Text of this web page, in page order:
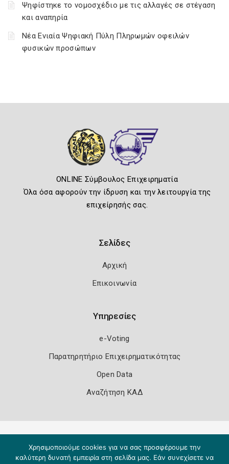
Ψηφίστηκε το νομοσχέδιο με τις αλλαγές σε στέγαση
και αναπηρία
Νέα Ενιαία Ψηφιακή Πύλη Πληρωμών οφειλών
φυσικών προσώπων
ONLINE Σύμβουλος Επιχειρηματία
Όλα όσα αφορούν την ίδρυση και την λειτουργία της
επιχείρησής σας.
Σελίδες
Αρχική
Επικοινωνία
Υπηρεσίες
e-Voting
Παρατηρητήριο Επιχειρηματικότητας
Open Data
Αναζήτηση ΚΑΔ
Χρησιμοποιούμε cookies για να σας προσφέρουμε την
καλύτερη δυνατή εμπειρία στη σελίδα μας. Εάν συνεχίσετε να
Copyright 2026 Knowledge A.E.